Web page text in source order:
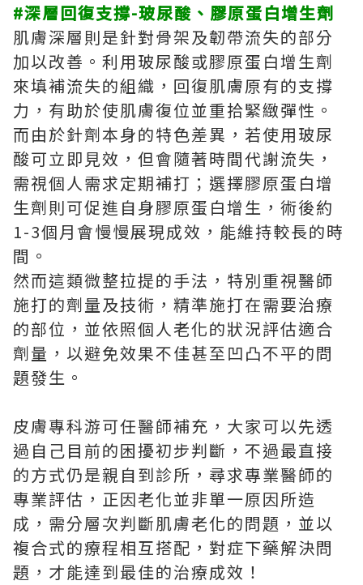
#深層回復支撐-玻尿酸、膠原蛋白增生劑
肌膚深層則是針對骨架及韌帶流失的部分
加以改善。利用玻尿酸或膠原蛋白增生劑
來填補流失的組織，回復肌膚原有的支撐
力，有助於使肌膚復位並重拾緊緻彈性。
而由於針劑本身的特色差異，若使用玻尿
酸可立即見效，但會隨著時間代謝流失，
需視個人需求定期補打；選擇膠原蛋白增
生劑則可促進自身膠原蛋白增生，術後約
1-3個月會慢慢展現成效，能維持較長的時
間。
然而這類微整拉提的手法，特別重視醫師
施打的劑量及技術，精準施打在需要治療
的部位，並依照個人老化的狀況評估適合
劑量，以避免效果不佳甚至凹凸不平的問
題發生。
皮膚專科游可任醫師補充，大家可以先透
過自己目前的困擾初步判斷，不過最直接
的方式仍是親自到診所，尋求專業醫師的
專業評估，正因老化並非單一原因所造
成，需分層次判斷肌膚老化的問題，並以
複合式的療程相互搭配，對症下藥解決問
題，才能達到最佳的治療成效！